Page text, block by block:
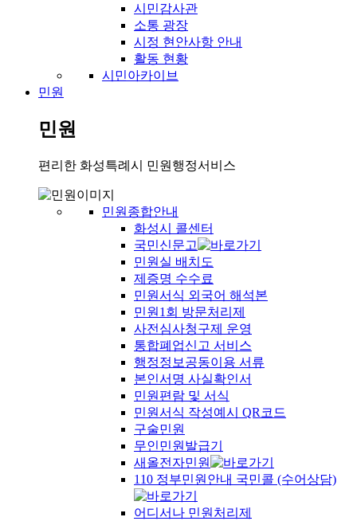
시민감사관
소통 광장
시정 현안사항 안내
활동 현황
시민아카이브
민원
민원
편리한 화성특례시 민원행정서비스
민원종합안내
화성시 콜센터
국민신문고
민원실 배치도
제증명 수수료
민원서식 외국어 해석본
민원1회 방문처리제
사전심사청구제 운영
통합폐업신고 서비스
행정정보공동이용 서류
본인서명 사실확인서
민원편람 및 서식
민원서식 작성예시 QR코드
구술민원
무인민원발급기
새올전자민원
110 정부민원안내 국민콜 (수어상담)
어디서나 민원처리제